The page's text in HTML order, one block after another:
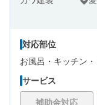
対応部位
お風呂・ キッチン・
サービス
補助金対応